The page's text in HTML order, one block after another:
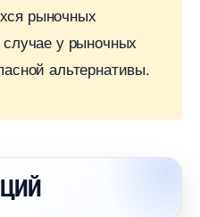
рыночных
у рыночных
альтернативы.